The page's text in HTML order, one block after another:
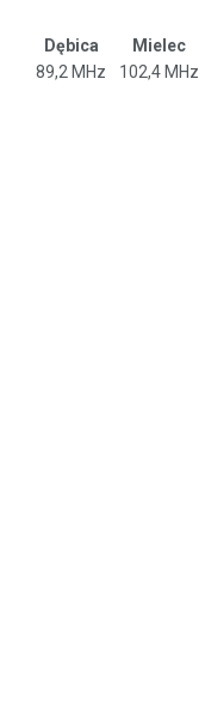
Dębica Mielec
89,2 MHz
102,4 MHz